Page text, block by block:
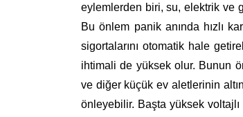
eylemlerden biri,su, elektrik ve
Bu önlem panik anında hızlı
sigortalarını otomatik hale
ihtimali de yüksek olur. Bunun
ve diğer küçük ev aletlerinin
önleyebilir. Başta yüksek